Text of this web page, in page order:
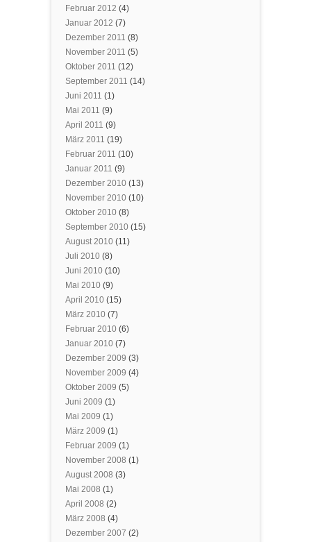
Februar 2012 (4)
Januar 2012 (7)
Dezember 2011 (8)
November 2011 (5)
Oktober 2011 (12)
September 2011 (14)
Juni 2011 (1)
Mai 2011 (9)
April 2011 (9)
März 2011 (19)
Februar 2011 (10)
Januar 2011 (9)
Dezember 2010 (13)
November 2010 (10)
Oktober 2010 (8)
September 2010 (15)
August 2010 (11)
Juli 2010 (8)
Juni 2010 (10)
Mai 2010 (9)
April 2010 (15)
März 2010 (7)
Februar 2010 (6)
Januar 2010 (7)
Dezember 2009 (3)
November 2009 (4)
Oktober 2009 (5)
Juni 2009 (1)
Mai 2009 (1)
März 2009 (1)
Februar 2009 (1)
November 2008 (1)
August 2008 (3)
Mai 2008 (1)
April 2008 (2)
März 2008 (4)
Dezember 2007 (2)